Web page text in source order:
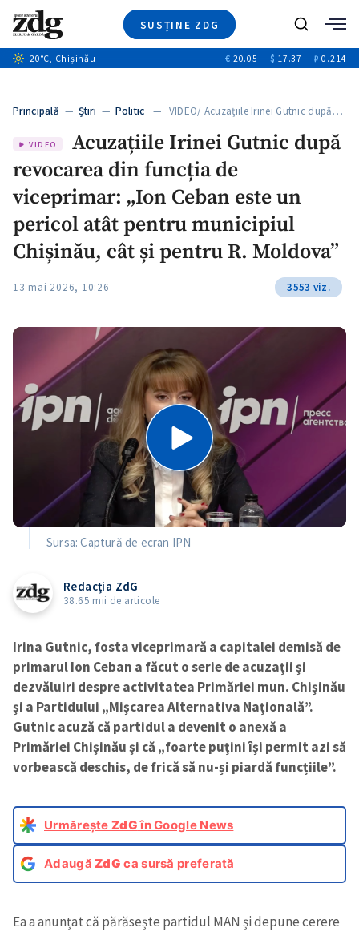
SUSȚINE ZDG
Ştiri
+6
Video
Special
+1
+2
Caută
20°C, Chișinău € 20.05 $ 17.37 ₽ 0.214
Principală — Ştiri — Politic — VIDEO/ Acuzațiile Irinei Gutnic după…
VIDEO
Acuzațiile Irinei Gutnic după
revocarea din funcția de
viceprimar: „Ion Ceban este un
pericol atât pentru municipiul
Chișinău, cât și pentru R. Moldova”
13 mai 2026, 10:26 3553 viz.
Sursa: Captură de ecran IPN
Redacția ZdG
38.65 mii de articole
Irina Gutnic, fosta viceprimară a capitalei demisă de
primarul Ion Ceban a făcut o serie de acuzații și
dezvăluiri despre activitatea Primăriei mun. Chișinău
și a Partidului „Mișcarea Alternativa Națională”.
Gutnic acuză că partidul a devenit o anexă a
Primăriei Chișinău și că „foarte puțini își permit azi să
vorbească deschis, de frică să nu-și piardă funcțiile”.
Urmărește ZdGîn Google News
AdaugăZdG ca sursă preferată
Ea a anunțat că părăsește partidul MAN și depune cerere